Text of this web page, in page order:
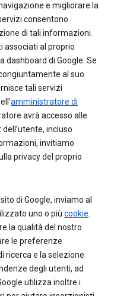
e migliorare la
consentono
di tali informazioni.
associati al proprio
dashboard di Google. Se
al suo
tali servizi
amministratore di
avrà accesso alle
incluso
invitiamo
privacy del proprio
di Google, inviamo al
uno o più cookie
la qualità del nostro
le preferenze
ricerca e la selezione
degli utenti, ad
utilizza inoltre i